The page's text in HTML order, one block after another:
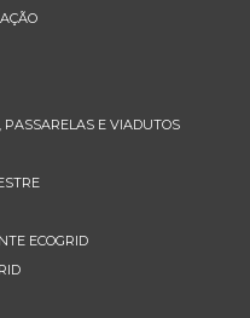
PASSARELAS E VIADUTOS
ECOGRID